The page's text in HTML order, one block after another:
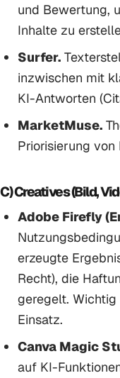
und Bewertung,
Inhalte zu
Surfer.
inzwischen mit
KI-Antworten
MarketMuse.
Priorisierung von
C) Creatives (Bild,
Adobe Firefly
erzeugte
Recht), die
geregelt.
Einsatz.
Canva Magic
auf KI-